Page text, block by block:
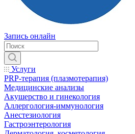
Запись онлайн
Услуги
PRP-терапия (плазмотерапия)
Медицинские анализы
Акушерство и гинекология
Аллергология-иммунология
Анестезиология
Гастроэнтерология